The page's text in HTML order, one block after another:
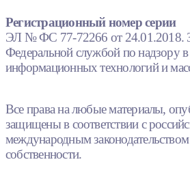
Регистрационный номер серии
ЭЛ № ФС 77-72266 от 24.01.2018.
Федеральной службой по надзору в
информационных технологий и
Все права на любые материалы,
защищены в соответствии с
международным
собственности.